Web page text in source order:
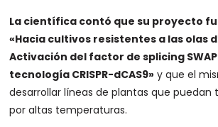
La científica contó que su proyecto
«Hacia cultivos resistentes a las olas
Activación del factor de splicing
tecnología CRISPR-dCAS9» y que el
desarrollar líneas de plantas que puedan
por altas temperaturas.